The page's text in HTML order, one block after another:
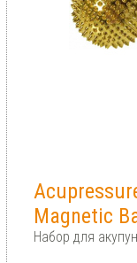
Magnetic
Набор для